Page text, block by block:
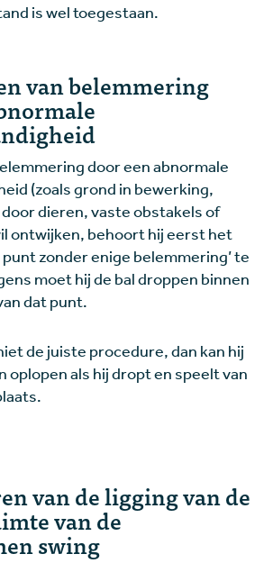
is wel toegestaan.
van belemmering
door een abnormale
(zoals grond in bewerking,
dieren, vaste obstakels of
ontwijken, behoort hij eerst het
zonder enige belemmering’ te
moet hij de bal droppen binnen
dat punt.
de juiste procedure, dan kan hij
oplopen als hij dropt en speelt van
van de ligging van de
van de
swing